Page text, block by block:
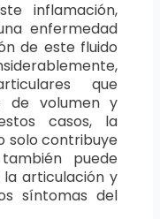
inflamación,
enfermedad
de este fluido
que
de volumen y
casos, la
solo contribuye
puede
articulación y
síntomas del